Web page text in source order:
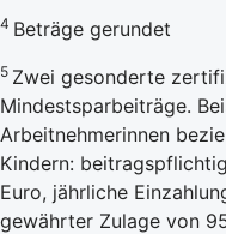
4 Beträge gerundet
5 Zwei gesonderte
Mindestsparbeiträge.
Arbeitnehmerinnen
Kindern:
Euro, jährliche
gewährter Zulage von